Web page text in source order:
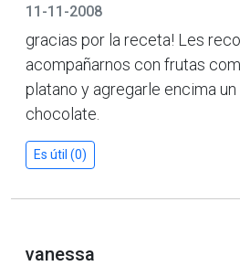
11-11-2008
gracias por la receta! Les
acompañarnos con frutas
platano y agregarle encima
chocolate.
Es útil (0)
vanessa